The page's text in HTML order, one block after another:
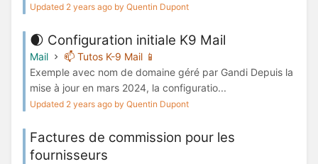
Updated 2 years ago by Quentin Dupont
🌒 Configuration initiale K9 Mail
Mail
📫 Tutos K-9 Mail 📱
Exemple avec nom de domaine géré par Gandi Depuis la
mise à jour en mars 2024, la configuratio...
Updated 2 years ago by Quentin Dupont
Factures de commission pour les
fournisseurs